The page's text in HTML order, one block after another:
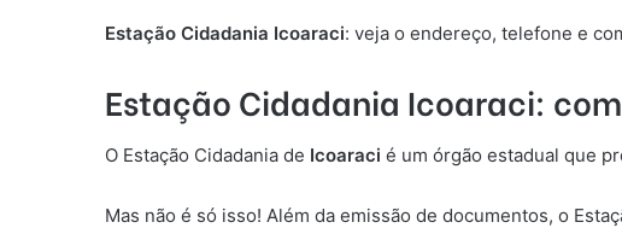
Estação Cidadania Icoaraci: veja o endereço, telefone e
Estação Cidadania Icoaraci:
O Estação Cidadania de Icoaraci é um órgão estadual que
Mas não é só isso! Além da emissão de documentos, o